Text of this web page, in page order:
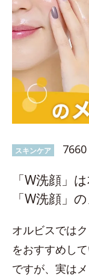
スキンケア
「W洗顔」
「W洗顔」
オルビスでは
をおすすめし
ですが、実は